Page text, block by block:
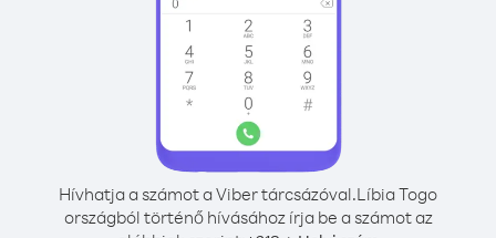
Hívhatja a számot a Viber tárcsázóval.Líbia Togo
országból történő hívásához írja be a számot az